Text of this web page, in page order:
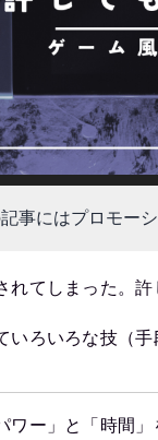
事にはプロモー
れてしまった。
いろいろな技（手
ワー」と「時間」